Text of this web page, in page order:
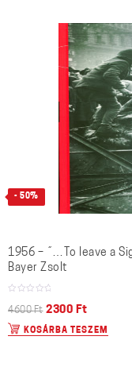
- 50%
1956 – ˝…To leave a
Bayer Zsolt
4600Ft 2300 Ft
KOSÁRBA TESZEM